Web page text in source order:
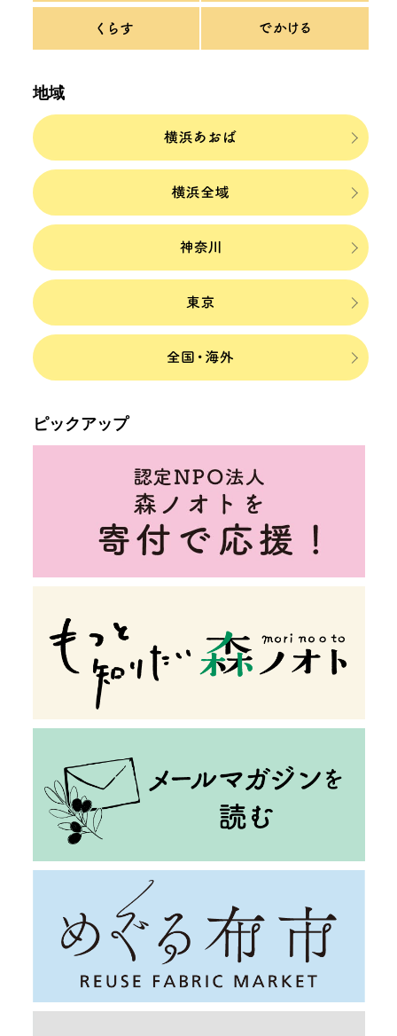
地域
ピックアップ